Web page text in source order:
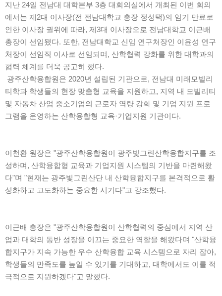
지난 24일 전남대 대학본부 3층 대회의실에서 개최된 이번 회의
에서는 제2대 이사장(전 전남대학교 총장 정성택)의 임기 만료로
인한 이사장 궐위에 따라, 제3대 이사장으로 전남대학교 이근배
총장이 선임됐다. 또한, 전남대학교 신임 연구처장인 이윤성 연구
처장이 선임직 이사로 선임되며, 산학협력 강화를 위한 대학과의
협력 체계를 더욱 공고히 했다.
광주산학융합원은 2020년 설립된 기관으로, 전남대 미래모빌리
티학과 학생들의 현장 맞춤형 교육을 지원하고, 지역 내 모빌리티
및 자동차 산업 중소기업의 근로자 역량 강화 및 기업 지원 프로
그램을 운영하는 산학융합형 교육·기업지원 기관이다.
이천환 원장은 "광주산학융합원이 광주빛그린산학융합지구를 조
성하며, 산학융합형 교육과 기업지원 시스템의 기반을 마련해왔
다"며 "현재는 광주빛그린산단 내 산학융합지구를 본격적으로 활
성화하고 고도화하는 중요한 시기다"고 강조했다.
이근배 총장은 "광주산학융합원이 산학협력의 중심에서 지역 산
업과 대학의 동반 성장을 이끄는 중요한 역할을 해왔다며 "산학융
합지구가 지속 가능한 우수 산학융합 교육 시스템으로 자리 잡아,
학생들의 만족도를 높일 수 있기를 기대하고, 대학에서도 이를 적
극적으로 지원하겠다"고 말했다.